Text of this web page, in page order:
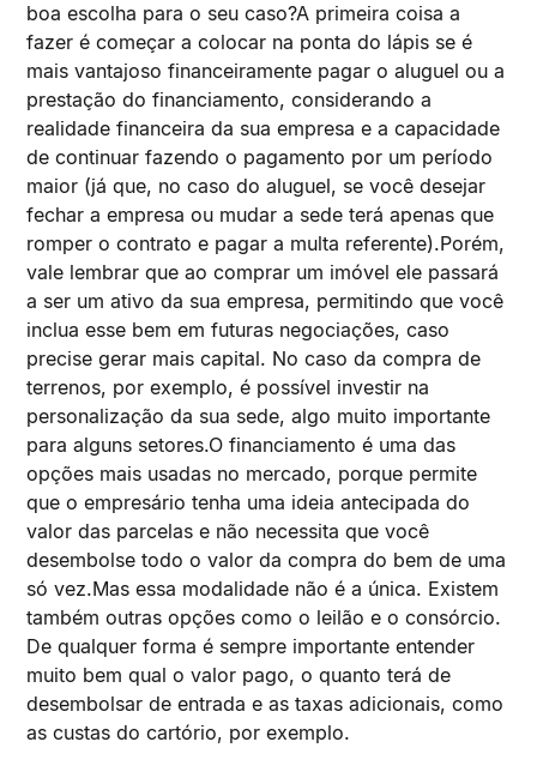
boa escolha para o seu caso?A primeira coisa a
fazer é começar a colocar na ponta do lápis se é
mais vantajoso financeiramente pagar o aluguel ou a
prestação do financiamento, considerando a
realidade financeira da sua empresa e a capacidade
de continuar fazendo o pagamento por um período
maior (já que, no caso do aluguel, se você desejar
fechar a empresa ou mudar a sede terá apenas que
romper o contrato e pagar a multa referente).Porém,
vale lembrar que ao comprar um imóvel ele passará
a ser um ativo da sua empresa, permitindo que você
inclua esse bem em futuras negociações, caso
precise gerar mais capital. No caso da compra de
terrenos, por exemplo, é possível investir na
personalização da sua sede, algo muito importante
para alguns setores.O financiamento é uma das
opções mais usadas no mercado, porque permite
que o empresário tenha uma ideia antecipada do
valor das parcelas e não necessita que você
desembolse todo o valor da compra do bem de uma
só vez.Mas essa modalidade não é a única. Existem
também outras opções como o leilão e o consórcio.
De qualquer forma é sempre importante entender
muito bem qual o valor pago, o quanto terá de
desembolsar de entrada e as taxas adicionais, como
as custas do cartório, por exemplo.